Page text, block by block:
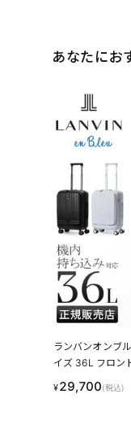
あなたにお
ランバンオンブ
イズ 36L フロン
en Bleu 595315
¥29,700(税込)